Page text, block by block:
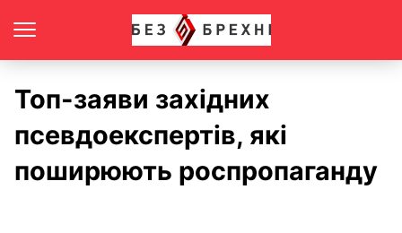
Топ-заяви західних
псевдоекспертів, які
поширюють роспропаганду